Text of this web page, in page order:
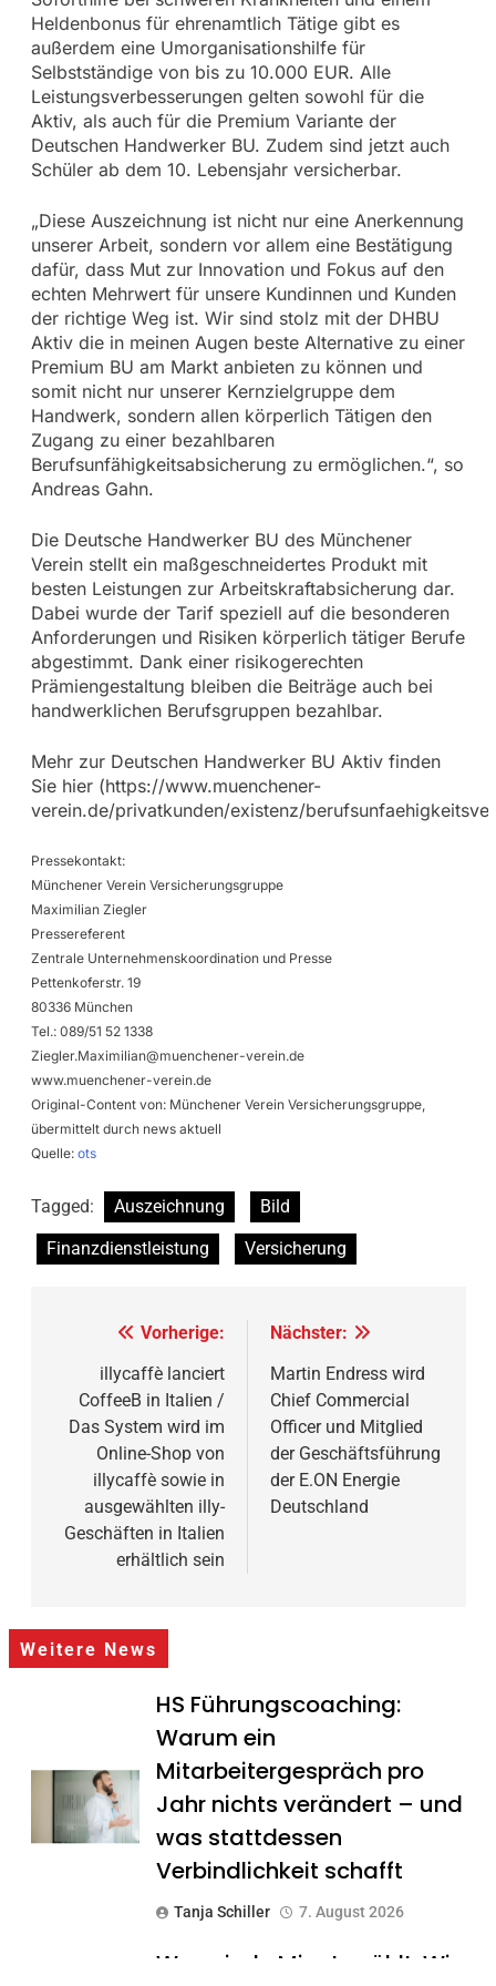
Heldenbonus für ehrenamtlich Tätige gibt es
außerdem eine Umorganisationshilfe für
Selbstständige von bis zu 10.000 EUR. Alle
Leistungsverbesserungen gelten sowohl für die
Aktiv, als auch für die Premium Variante der
Deutschen Handwerker BU. Zudem sind jetzt auch
Schüler ab dem 10. Lebensjahr versicherbar.
„Diese Auszeichnung ist nicht nur eine Anerkennung
unserer Arbeit, sondern vor allem eine Bestätigung
dafür, dass Mut zur Innovation und Fokus auf den
echten Mehrwert für unsere Kundinnen und Kunden
der richtige Weg ist. Wir sind stolz mit der DHBU
Aktiv die in meinen Augen beste Alternative zu einer
Premium BU am Markt anbieten zu können und
somit nicht nur unserer Kernzielgruppe dem
Handwerk, sondern allen körperlich Tätigen den
Zugang zu einer bezahlbaren
Berufsunfähigkeitsabsicherung zu ermöglichen.“, so
Andreas Gahn.
Die Deutsche Handwerker BU des Münchener
Verein stellt ein maßgeschneidertes Produkt mit
besten Leistungen zur Arbeitskraftabsicherung dar.
Dabei wurde der Tarif speziell auf die besonderen
Anforderungen und Risiken körperlich tätiger Berufe
abgestimmt. Dank einer risikogerechten
Prämiengestaltung bleiben die Beiträge auch bei
handwerklichen Berufsgruppen bezahlbar.
Mehr zur Deutschen Handwerker BU Aktiv finden
Sie hier (https://www.muenchener-
verein.de/privatkunden/existenz/
Pressekontakt:
Münchener Verein Versicherungsgruppe
Maximilian Ziegler
Pressereferent
Zentrale Unternehmenskoordination und Presse
Pettenkoferstr. 19
80336 München
Tel.: 089/51 52 1338
Ziegler.Maximilian@muenchener-verein.de
www.muenchener-verein.de
Original-Content von: Münchener Verein Versicherungsgruppe,
übermittelt durch news aktuell
Quelle: ots
Tagged: Auszeichnung
Bild
Finanzdienstleistung
Versicherung
Beitragsnavigation
Vorherige:
illycaffè lanciert
CoffeeB in Italien /
Das System wird im
Online-Shop von
illycaffè sowie in
ausgewählten illy-
Geschäften in Italien
erhältlich sein
Nächster:
Martin Endress wird
Chief Commercial
Officer und Mitglied
der Geschäftsführung
der E.ON Energie
Deutschland
Weitere News
HS Führungscoaching:
Warum ein
Mitarbeitergespräch pro
Jahr nichts verändert – und
was stattdessen
Verbindlichkeit schafft
Tanja Schiller 7. August 2026
Wenn jede Minute zählt: Wie